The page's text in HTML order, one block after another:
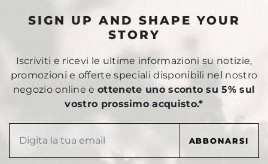
SIGN UP AND SHAPE YOUR
STORY
Iscriviti e ricevi le ultime informazioni su notizie,
promozioni e offerte speciali disponibili nel nostro
negozio online eottenete uno sconto su 5% sul
vostro prossimo acquisto.*